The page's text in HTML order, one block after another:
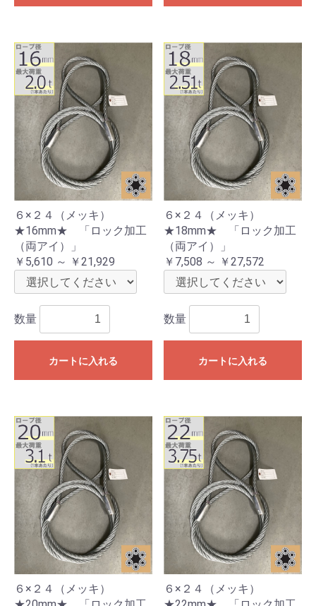
６×２４（メッキ）
★16mm★ 「ロック加工
（両アイ）」
￥5,610 ～ ￥21,929
数量
カートに入れる
６×２４（メッキ）
★18mm★ 「ロック加工
（両アイ）」
￥7,508 ～ ￥27,572
数量
カートに入れる
６×２４（メッキ）
６×２４（メッキ）